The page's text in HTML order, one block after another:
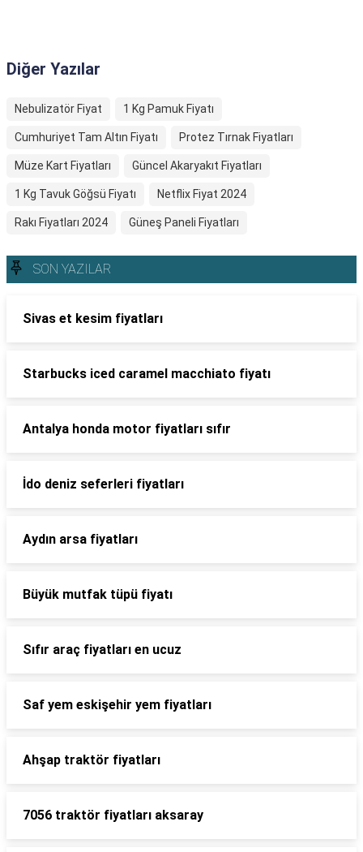
Diğer Yazılar
Nebulizatör Fiyat 1 Kg Pamuk Fiyatı
Cumhuriyet Tam Altın Fiyatı Protez Tırnak Fiyatları
Müze Kart Fiyatları Güncel Akaryakıt Fiyatları
1 Kg Tavuk Göğsü Fiyatı Netflix Fiyat 2024
Rakı Fiyatları 2024 Güneş Paneli Fiyatları
SON YAZILAR
Sivas et kesim fiyatları
Starbucks iced caramel macchiato fiyatı
Antalya honda motor fiyatları sıfır
İdo deniz seferleri fiyatları
Aydın arsa fiyatları
Büyük mutfak tüpü fiyatı
Sıfır araç fiyatları en ucuz
Saf yem eskişehir yem fiyatları
Ahşap traktör fiyatları
7056 traktör fiyatları aksaray